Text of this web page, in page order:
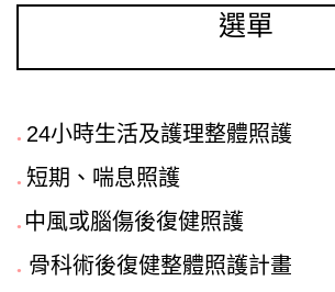
選單
● 24小時生活及護理整體照護
● 短期、喘息照護
● 中風或腦傷後復健照護
● 骨科術後復健整體照護計畫